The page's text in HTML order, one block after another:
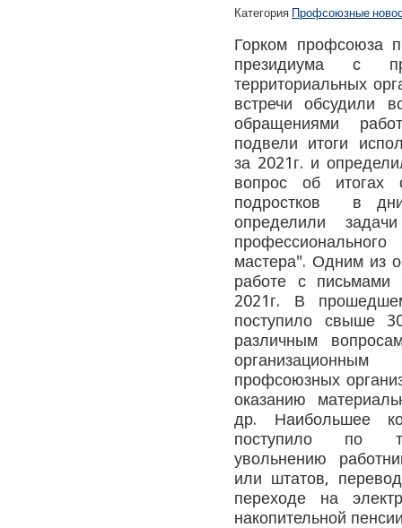
Категория Профсоюзные
Горком профсоюза
президиума с
территориальных
встречи обсудили
обращениями
подвели итоги
за 2021г. и
вопрос об итогах
подростков в
определили
мастера". Одним из
работе с
2021г. В
поступило свыше
различным
профсоюзных
оказанию
др. Наибольшее
поступило по
увольнению
или штатов,
переходе на
накопительной